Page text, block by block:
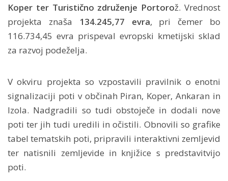
Koper ter Turistično združenje Portorož. Vrednost
projekta znaša 134.245,77 evra, pri čemer bo
116.734,45 evra prispeval evropski kmetijski sklad
za razvoj podeželja.
V okviru projekta so vzpostavili pravilnik o enotni
signalizaciji poti v občinah Piran, Koper, Ankaran in
Izola. Nadgradili so tudi obstoječe in dodali nove
poti ter jih tudi uredili in očistili. Obnovili so grafike
tabel tematskih poti, pripravili interaktivni zemljevid
ter natisnili zemljevide in knjižice s predstavitvijo
poti.